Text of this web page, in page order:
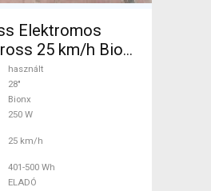
Elektromos
25 km/h Bionx
használt ELADÓ
használt
28"
Bionx
250 W
25 km/h
401-500 Wh
ELADÓ